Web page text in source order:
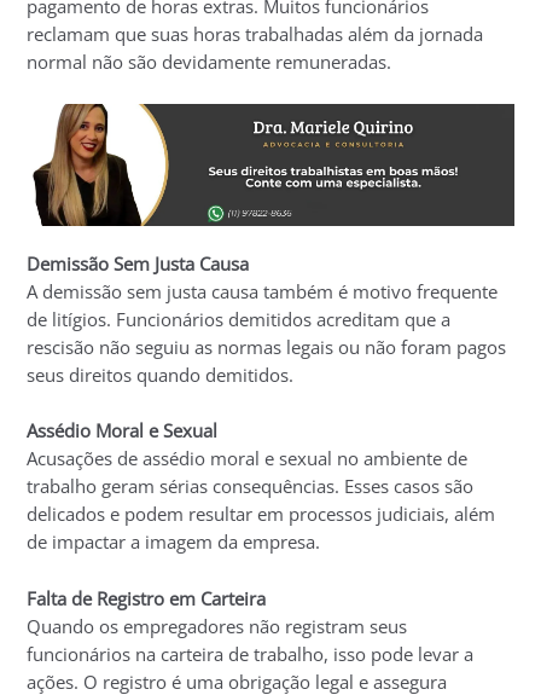
pagamento de horas extras. Muitos funcionários
reclamam que suas horas trabalhadas além da jornada
normal não são devidamente remuneradas.
Demissão Sem Justa Causa
A demissão sem justa causa também é motivo frequente
de litígios. Funcionários demitidos acreditam que a
rescisão não seguiu as normas legais ou não foram pagos
seus direitos quando demitidos.
Assédio Moral e Sexual
Acusações de assédio moral e sexual no ambiente de
trabalho geram sérias consequências. Esses casos são
delicados e podem resultar em processos judiciais, além
de impactar a imagem da empresa.
Falta de Registro em Carteira
Quando os empregadores não registram seus
funcionários na carteira de trabalho, isso pode levar a
ações. O registro é uma obrigação legal e assegura